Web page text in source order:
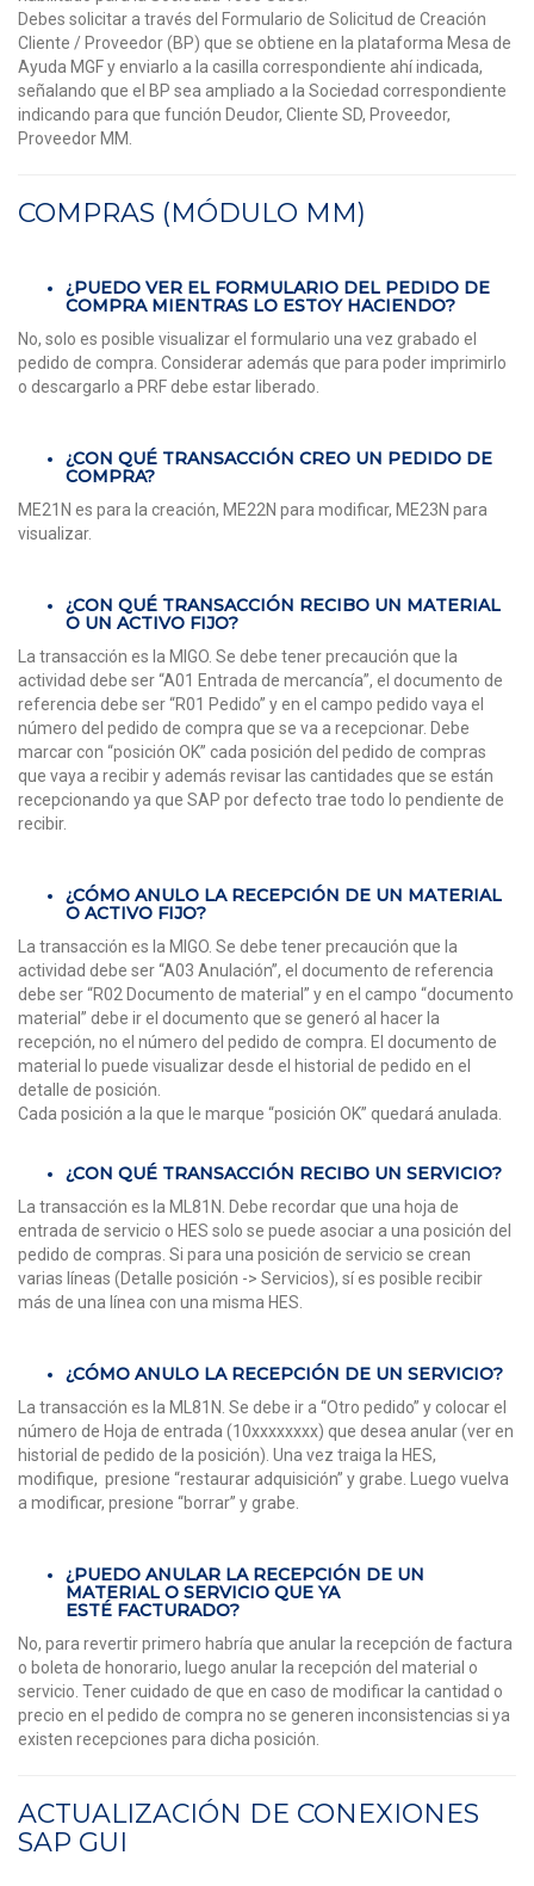
Debes solicitar a través del Formulario de Solicitud de Creación
Cliente / Proveedor (BP) que se obtiene en la plataforma Mesa de
Ayuda MGF y enviarlo a la casilla correspondiente ahí indicada,
señalando que el BP sea ampliado a la Sociedad correspondiente
indicando para que función Deudor, Cliente SD, Proveedor,
Proveedor MM.
COMPRAS (MÓDULO MM)
¿PUEDO VER EL FORMULARIO DEL PEDIDO DE
COMPRA MIENTRAS LO ESTOY HACIENDO?
No, solo es posible visualizar el formulario una vez grabado el
pedido de compra. Considerar además que para poder imprimirlo
o descargarlo a PRF debe estar liberado.
¿CON QUÉ TRANSACCIÓN CREO UN PEDIDO DE
COMPRA?
ME21N es para la creación, ME22N para modificar, ME23N para
visualizar.
¿CON QUÉ TRANSACCIÓN RECIBO UN MATERIAL
O UN ACTIVO FIJO?
La transacción es la MIGO. Se debe tener precaución que la
actividad debe ser “A01 Entrada de mercancía”, el documento de
referencia debe ser “R01 Pedido” y en el campo pedido vaya el
número del pedido de compra que se va a recepcionar. Debe
marcar con “posición OK” cada posición del pedido de compras
que vaya a recibir y además revisar las cantidades que se están
recepcionando ya que SAP por defecto trae todo lo pendiente de
recibir.
¿CÓMO ANULO LA RECEPCIÓN DE UN MATERIAL
O ACTIVO FIJO?
La transacción es la MIGO. Se debe tener precaución que la
actividad debe ser “A03 Anulación”, el documento de referencia
debe ser “R02 Documento de material” y en el campo “documento
material” debe ir el documento que se generó al hacer la
recepción, no el número del pedido de compra. El documento de
material lo puede visualizar desde el historial de pedido en el
detalle de posición.
Cada posición a la que le marque “posición OK” quedará anulada.
¿CON QUÉ TRANSACCIÓN RECIBO UN SERVICIO?
La transacción es la ML81N. Debe recordar que una hoja de
entrada de servicio o HES solo se puede asociar a una posición del
pedido de compras. Si para una posición de servicio se crean
varias líneas (Detalle posición -> Servicios), sí es posible recibir
más de una línea con una misma HES.
¿CÓMO ANULO LA RECEPCIÓN DE UN SERVICIO?
La transacción es la ML81N. Se debe ir a “Otro pedido” y colocar el
número de Hoja de entrada (10xxxxxxxx) que desea anular (ver en
historial de pedido de la posición). Una vez traiga la HES,
modifique, presione “restaurar adquisición” y grabe. Luego vuelva
a modificar, presione “borrar” y grabe.
¿PUEDO ANULAR LA RECEPCIÓN DE UN
MATERIAL O SERVICIO QUE YA
ESTÉ FACTURADO?
No, para revertir primero habría que anular la recepción de factura
o boleta de honorario, luego anular la recepción del material o
servicio. Tener cuidado de que en caso de modificar la cantidad o
precio en el pedido de compra no se generen inconsistencias si ya
existen recepciones para dicha posición.
ACTUALIZACIÓN DE CONEXIONES
SAP GUI